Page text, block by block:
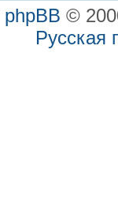
phpBB ©
Русская